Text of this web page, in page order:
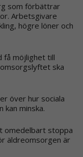
som förbättrar
Arbetsgivare
högre löner och
få möjlighet till
ska
över hur sociala
kan minska.
omedelbart stoppa
äldreomsorgen är